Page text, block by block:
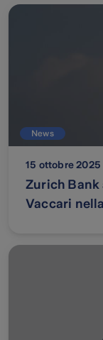
News
15 ottobre 2025
Zurich Bank
Vaccari